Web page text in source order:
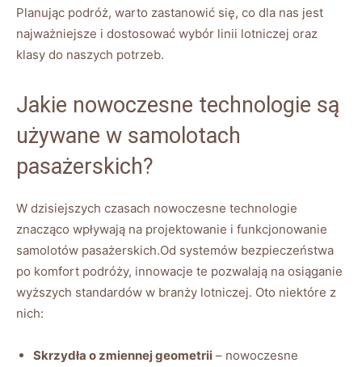
Planując podróż, warto zastanowić się, co dla nas jest
najważniejsze i dostosować wybór linii lotniczej oraz
klasy do naszych potrzeb.
Jakie nowoczesne technologie są
używane w samolotach
pasażerskich?
W dzisiejszych czasach nowoczesne technologie
znacząco wpływają na projektowanie i funkcjonowanie
samolotów pasażerskich.Od systemów bezpieczeństwa
po komfort podróży, innowacje te pozwalają na osiąganie
wyższych standardów w branży lotniczej. Oto niektóre z
nich:
Skrzydła o zmiennej geometrii – nowoczesne